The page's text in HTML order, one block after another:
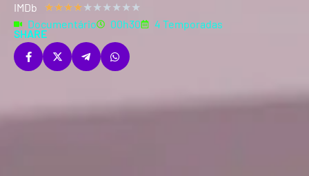
IMDb
★★★★★ ★ ★ ★ ★ ★
Documentário 00h30 4 Temporadas
SHARE